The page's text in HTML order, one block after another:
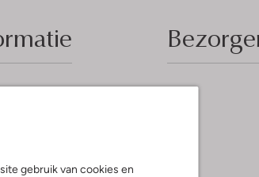
gebruik van cookies en